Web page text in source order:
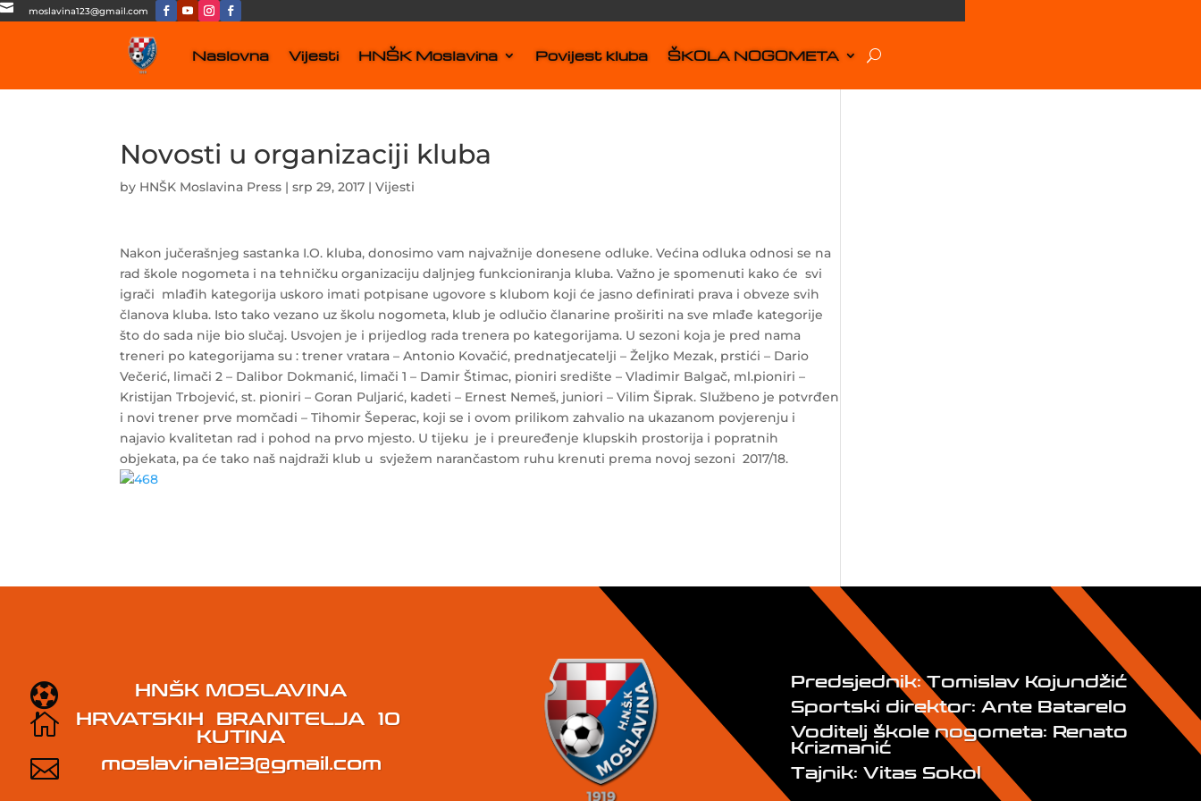
 moslavina123@gmail.com
Naslovna Vijesti HNŠK Moslavina Povijest kluba ŠKOLA NOGOMETA
Novosti u organizaciji kluba
by HNŠK Moslavina Press |srp 29, 2017 |Vijesti
Nakon jučerašnjeg sastanka I.O. kluba, donosimo vam najvažnije donesene odluke. Većina odluka odnosi se na
rad škole nogometa i na tehničku organizaciju daljnjeg funkcioniranja kluba. Važno je spomenuti kako će svi
igrači mlađih kategorija uskoro imati potpisane ugovore s klubom koji će jasno definirati prava i obveze svih
članova kluba. Isto tako vezano uz školu nogometa, klub je odlučio članarine proširiti na sve mlađe kategorije
što do sada nije bio slučaj. Usvojen je i prijedlog rada trenera po kategorijama. U sezoni koja je pred nama
treneri po kategorijama su : trener vratara – Antonio Kovačić, prednatjecatelji – Željko Mezak, prstići – Dario
Večerić, limači 2 – Dalibor Dokmanić, limači 1 – Damir Štimac, pioniri središte – Vladimir Balgač, ml.pioniri –
Kristijan Trbojević, st. pioniri – Goran Puljarić, kadeti – Ernest Nemeš, juniori – Vilim Šiprak. Službeno je potvrđen
i novi trener prve momčadi – Tihomir Šeperac, koji se i ovom prilikom zahvalio na ukazanom povjerenju i
najavio kvalitetan rad i pohod na prvo mjesto. U tijeku je i preuređenje klupskih prostorija i popratnih
objekata, pa će tako naš najdraži klub u svježem narančastom ruhu krenuti prema novoj sezoni 2017/18.
 HNŠK MOSLAVINA

HRVATSKIH BRANITELJA 10
KUTINA
 moslavina123@gmail.com
Predsjednik: Tomislav Kojundžić
Sportski direktor: Ante Batarelo
Voditelj škole nogometa: Renato
Krizmanić
Tajnik: Vitas Sokol